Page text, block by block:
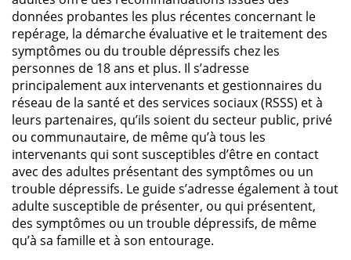
données probantes les plus récentes concernant le
repérage, la démarche évaluative et le traitement des
symptômes ou du trouble dépressifs chez les
personnes de 18 ans et plus. Il s’adresse
principalement aux intervenants et gestionnaires du
réseau de la santé et des services sociaux (RSSS) et à
leurs partenaires, qu’ils soient du secteur public, privé
ou communautaire, de même qu’à tous les
intervenants qui sont susceptibles d’être en contact
avec des adultes présentant des symptômes ou un
trouble dépressifs. Le guide s’adresse également à tout
adulte susceptible de présenter, ou qui présentent,
des symptômes ou un trouble dépressifs, de même
qu’à sa famille et à son entourage.